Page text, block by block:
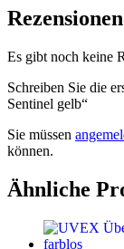
Rezensionen
Es gibt noch keine
Schreiben Sie die
Sentinel gelb“
Sie müssen
können.
Ähnliche